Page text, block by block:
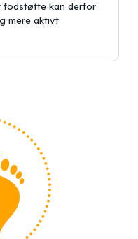
i kurven.
fodstøtte kan derfor
mere aktivt